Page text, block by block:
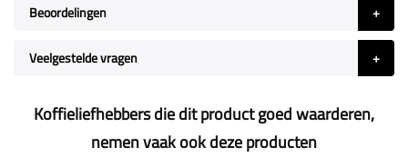
Beoordelingen
Veelgestelde vragen
Koffieliefhebbers die dit product goed waarderen,
nemen vaak ook deze producten